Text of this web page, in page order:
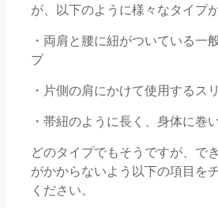
が、以下のように様々なタイプ
・両肩と腰に紐がついている一
プ
・片側の肩にかけて使用するス
・帯紐のように長く、身体に巻
どのタイプでもそうですが、で
がかからないよう以下の項目を
ください。